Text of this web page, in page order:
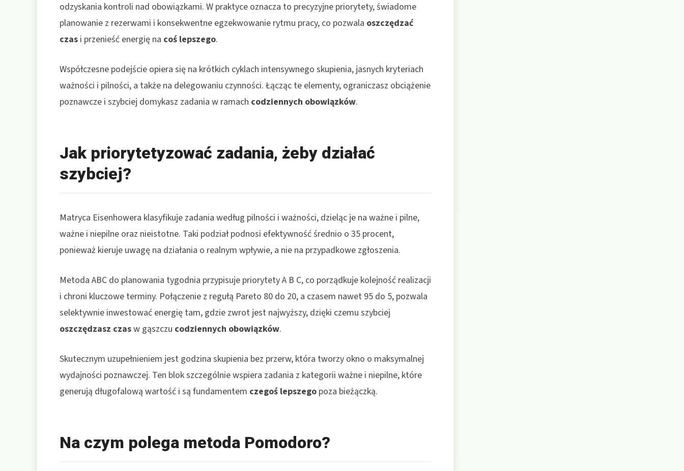
odzyskania kontroli nad obowiązkami. W praktyce oznacza to precyzyjne priorytety, świadome
planowanie z rezerwami i konsekwentne egzekwowanie rytmu pracy, co pozwala oszczędzać
czas i przenieść energię na coś lepszego.
Współczesne podejście opiera się na krótkich cyklach intensywnego skupienia, jasnych kryteriach
ważności i pilności, a także na delegowaniu czynności. Łącząc te elementy, ograniczasz obciążenie
poznawcze i szybciej domykasz zadania w ramach codziennych obowiązków.
Jak priorytetyzować zadania, żeby działać
szybciej?
Matryca Eisenhowera klasyfikuje zadania według pilności i ważności, dzieląc je na ważne i pilne,
ważne i niepilne oraz nieistotne. Taki podział podnosi efektywność średnio o 35 procent,
ponieważ kieruje uwagę na działania o realnym wpływie, a nie na przypadkowe zgłoszenia.
Metoda ABC do planowania tygodnia przypisuje priorytety A B C, co porządkuje kolejność realizacji
i chroni kluczowe terminy. Połączenie z regułą Pareto 80 do 20, a czasem nawet 95 do 5, pozwala
selektywnie inwestować energię tam, gdzie zwrot jest najwyższy, dzięki czemu szybciej
oszczędzasz czasw gąszczu codziennych obowiązków.
Skutecznym uzupełnieniem jest godzina skupienia bez przerw, która tworzy okno o maksymalnej
wydajności poznawczej. Ten blok szczególnie wspiera zadania z kategorii ważne i niepilne, które
generują długofalową wartość i są fundamentem czegoś lepszego poza bieżączką.
Na czym polega metoda Pomodoro?